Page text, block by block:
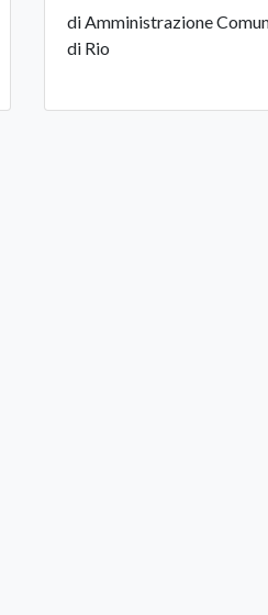
di Amministrazione
di Rio